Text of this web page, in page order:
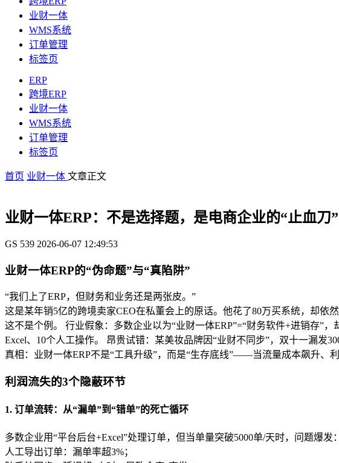
业财一体
WMS系统
订单管理
标签页
ERP
跨境ERP
业财一体
WMS系统
订单管理
标签页
首页 业财一体 文章正文
业财一体ERP：不是选择题，是电商企业的“止血刀”
GS 539 2026-06-07 12:49:53
业财一体ERP的“伪命题”与“真陷阱”
“我们上了ERP，但财务和业务还是两张皮。”
这是某年销5亿的跨境卖家CEO在私董会上的原话。他花了80万买系统，却依
这不是个例。 行业假象：多数企业以为“业财一体ERP”=“财务软件+进销存
Excel、10个人工操作。 昂贵试错：某美妆品牌因“业财不同步”，双十一漏发
真相：业财一体ERP不是“工具升级”，而是“生存底线”——当流量成本飙升、
利润流失的3个隐蔽环节
1. 订单流转：从“漏单”到“错单”的死亡循环
多数企业用“平台后台+Excel”处理订单，但当单量突破5000单/天时，问题爆发：
人工导出订单：漏单率超3%；